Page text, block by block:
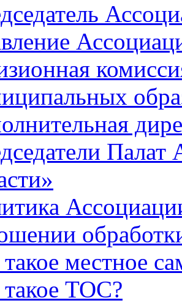
местное
ТОС?